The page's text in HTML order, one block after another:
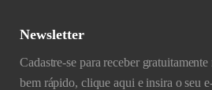
Newsletter
Cadastre-se para receber
bem rápido, clique aqui e insira o seu